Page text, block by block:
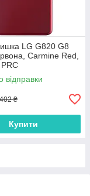
LG G820 G8
Carmine Red,
PRC
відправки
402 ₴
Купити